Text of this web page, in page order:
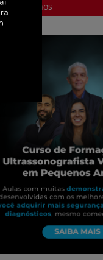
Suinos